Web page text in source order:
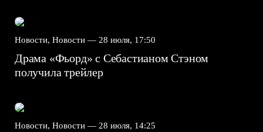
Новости, Новости — 28 июля, 17:50
Драма «Фьорд» с Себастианом Стэном
получила трейлер
Новости, Новости — 28 июля, 14:25